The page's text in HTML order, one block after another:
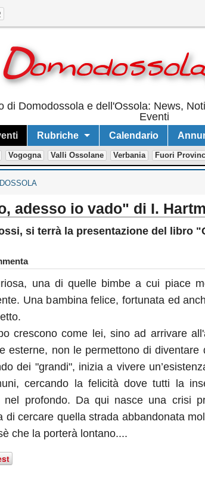
di Domodossola e dell'Ossola: News,
Eventi
Rubriche Calendario
Vogogna Valli Ossolane Verbania Fuori
adesso io vado" di I.
si terrà la presentazione del libro
una di quelle bimbe a cui piace
Una bambina felice, fortunata ed
crescono come lei, sino ad arrivare
esterne, non le permettono di diventare
dei "grandi", inizia a vivere
cercando la felicità dove tutti la
profondo. Da qui nasce una crisi
cercare quella strada abbandonata
che la porterà lontano....